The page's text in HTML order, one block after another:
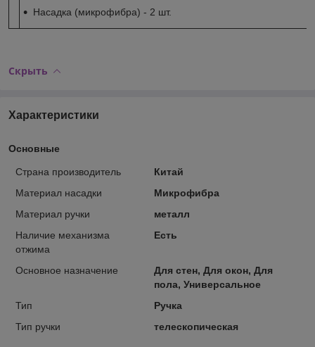
Насадка (микрофибра) - 2 шт.
Скрыть
Характеристики
Основные
Страна производитель
Китай
Материал насадки
Микрофибра
Материал ручки
металл
Наличие механизма
отжима
Есть
Основное назначение
Для стен, Для окон, Для
пола, Универсальное
Тип
Ручка
Тип ручки
телескопическая